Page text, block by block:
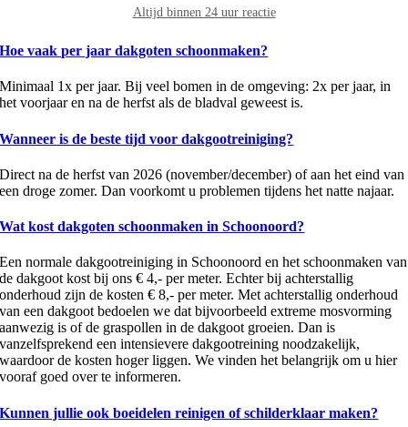
Altijd binnen 24 uur reactie
Hoe vaak per jaar dakgoten schoonmaken?
Minimaal 1x per jaar. Bij veel bomen in de omgeving: 2x per jaar, in
het voorjaar en na de herfst als de bladval geweest is.
Wanneer is de beste tijd voor dakgootreiniging?
Direct na de herfst van 2026 (november/december) of aan het eind van
een droge zomer. Dan voorkomt u problemen tijdens het natte najaar.
Wat kost dakgoten schoonmaken in Schoonoord?
Een normale dakgootreiniging in Schoonoord en het schoonmaken van
de dakgoot kost bij ons € 4,- per meter. Echter bij achterstallig
onderhoud zijn de kosten € 8,- per meter. Met achterstallig onderhoud
van een dakgoot bedoelen we dat bijvoorbeeld extreme mosvorming
aanwezig is of de graspollen in de dakgoot groeien. Dan is
vanzelfsprekend een intensievere dakgootreining noodzakelijk,
waardoor de kosten hoger liggen. We vinden het belangrijk om u hier
vooraf goed over te informeren.
Kunnen jullie ook boeidelen reinigen of schilderklaar maken?